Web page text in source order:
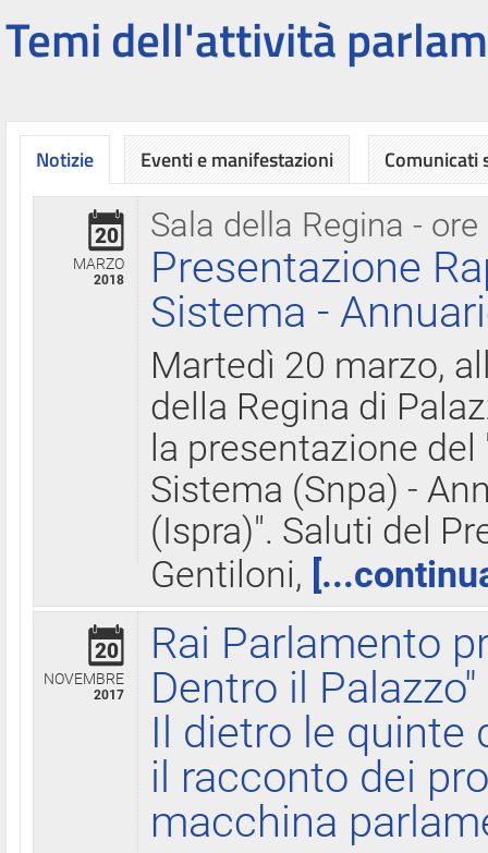
Temi dell'attività
Notizie
Sala della Regina - ore
20
MARZO
2018
Presentazione
Sistema -
Martedì 20 marzo,
della Regina di
la presentazione
Sistema (Snpa) -
(Ispra)". Saluti del
Gentiloni,
20
NOVEMBRE
2017
Rai Parlamento
Dentro il Palazzo"
Il dietro le quinte
il racconto dei
macchina
Eventi e manifestazioni Comunicati